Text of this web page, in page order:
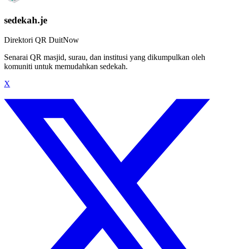
sedekah.je
Direktori QR DuitNow
Senarai QR masjid, surau, dan institusi yang dikumpulkan oleh
komuniti untuk memudahkan sedekah.
X